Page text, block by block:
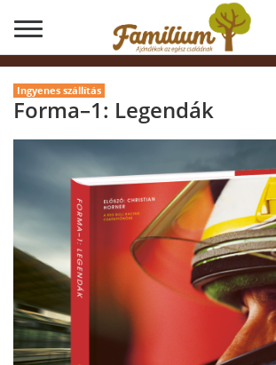
Ingyenes szállítás
Forma–1: Legendák